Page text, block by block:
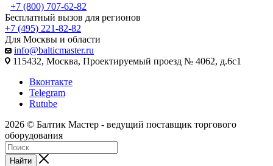
+7 (800) 707-62-82
Бесплатный вызов для регионов
+7 (495) 221-82-82
Для Москвы и области
info@balticmaster.ru
115432, Москва, Проектируемый проезд № 4062, д.6с1
Вконтакте
Telegram
Rutube
2026 © Балтик Мастер - ведущий поставщик торгового
оборудования
Найти